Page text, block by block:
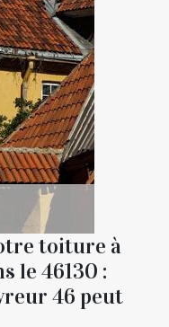
toiture à
le 46130 :
46 peut